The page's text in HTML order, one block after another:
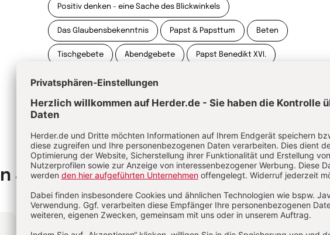
Positiv denken - eine Sache des Blickwinkels
Das Glaubensbekenntnis Papst & Papsttum Beten
Tischgebete Abendgebete Papst Benedikt XVI.
& Spiritualität